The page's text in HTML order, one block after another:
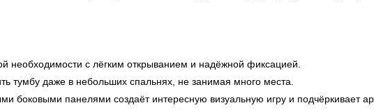
необходимости с лёгким открыванием и надёжной фиксацией.
тумбу даже в небольших спальнях, не занимая много места.
боковыми панелями создаёт интересную визуальную игру и подчёркивает